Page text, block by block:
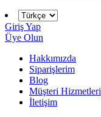
Giriş Yap
Üye Olun
Hakkımızda
Siparişlerim
Blog
Müşteri Hizmetleri
İletişim